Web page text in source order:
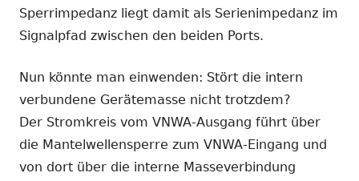
Sperrimpedanz liegt damit als Serienimpedanz im
Signalpfad zwischen den beiden Ports.
Nun könnte man einwenden: Stört die intern
verbundene Gerätemasse nicht trotzdem?
Der Stromkreis vom VNWA-Ausgang führt über
die Mantelwellensperre zum VNWA-Eingang und
von dort über die interne Masseverbindung